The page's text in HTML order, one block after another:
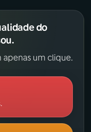
do
apenas um clique.